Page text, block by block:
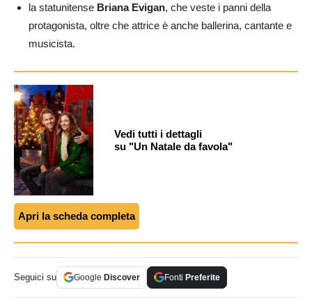
la statunitense Briana Evigan, che veste i panni della
protagonista, oltre che attrice è anche ballerina, cantante e
musicista.
Vedi tutti i dettagli
su "Un Natale da favola"
Apri la scheda completa
Seguici su Google Discover Fonti Preferite